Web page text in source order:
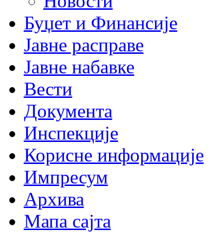
Буџет и Финансије
Јавне расправе
Јавне набавке
Вести
Документа
Инспекције
Корисне информације
Импресум
Архива
Мапа сајта